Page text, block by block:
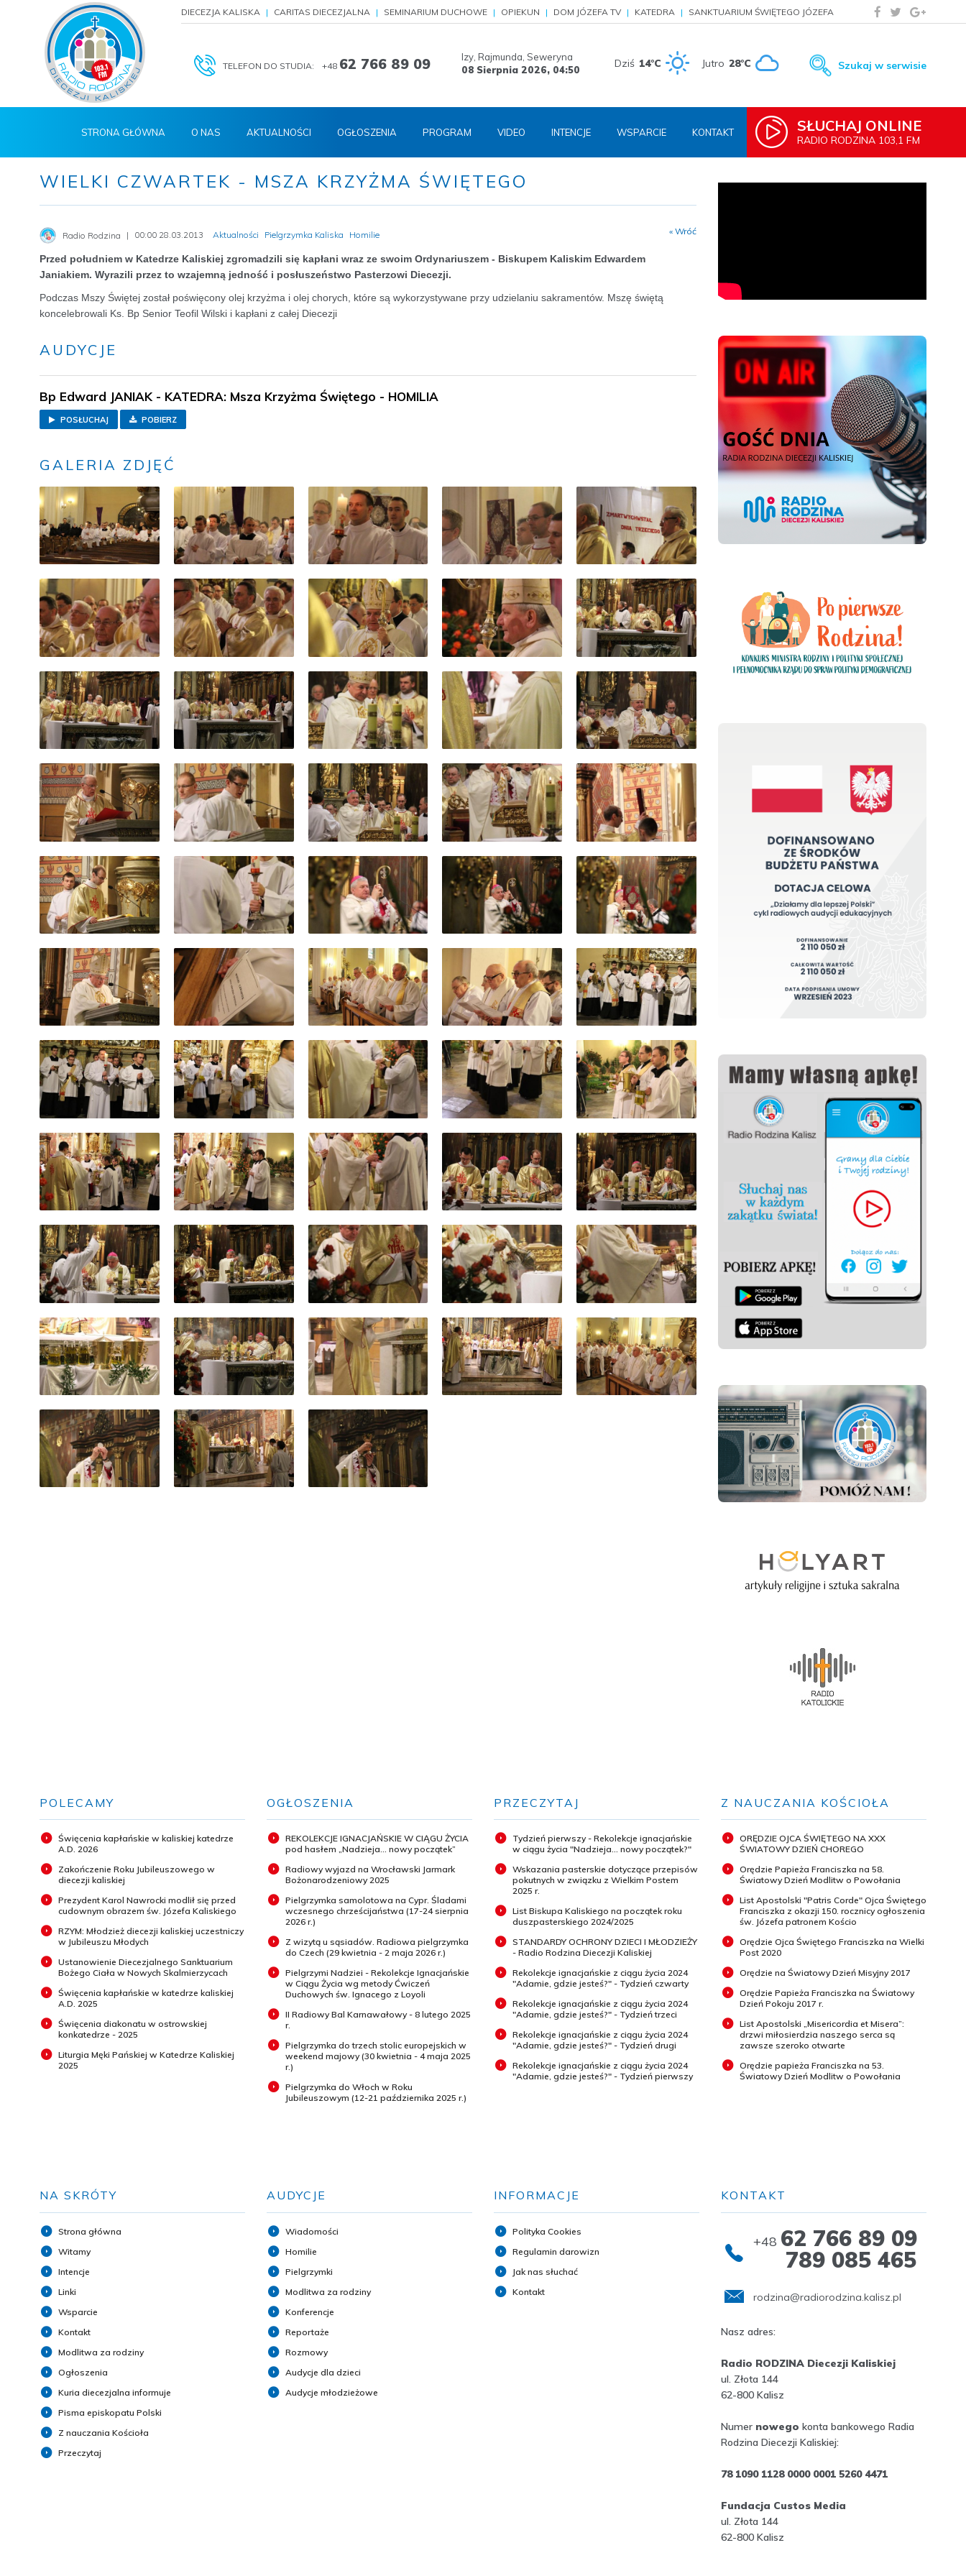
DIECEZJA KALISKA CARITAS DIECEZJALNA SEMINARIUM DUCHOWE OPIEKUN DOM JÓZEFA TV KATEDRA SANKTUARIUM ŚWIĘTEGO JÓZEFA
TELEFON DO STUDIA: +48 62 766 89 09
Izy, Rajmunda, Seweryna
08 Sierpnia 2026, 04:50 Dziś 14°C Jutro 28°C Szukaj w serwisie
SŁUCHAJ ONLINE
RADIO RODZINA 103,1 FM
STRONA GŁÓWNA O NAS AKTUALNOŚCI OGŁOSZENIA PROGRAM VIDEO INTENCJE WSPARCIE KONTAKT
WIELKI CZWARTEK - MSZA KRZYŻMA ŚWIĘTEGO
Radio Rodzina 00:00 28.03.2013 Aktualności Pielgrzymka Kaliska Homilie « Wróć
Przed południem w Katedrze Kaliskiej zgromadzili się kapłani wraz ze swoim Ordynariuszem - Biskupem Kaliskim Edwardem
Janiakiem. Wyrazili przez to wzajemną jedność i posłuszeństwo Pasterzowi Diecezji.
Podczas Mszy Świętej został poświęcony olej krzyżma i olej chorych, które są wykorzystywane przy udzielaniu sakramentów. Mszę świętą
koncelebrowali Ks. Bp Senior Teofil Wilski i kapłani z całej Diecezji
AUDYCJE
Bp Edward JANIAK - KATEDRA: Msza Krzyżma Świętego - HOMILIA
POSŁUCHAJ POBIERZ
GALERIA ZDJĘĆ
POLECAMY
Święcenia kapłańskie w kaliskiej katedrze
A.D. 2026
Zakończenie Roku Jubileuszowego w
diecezji kaliskiej
Prezydent Karol Nawrocki modlił się przed
cudownym obrazem św. Józefa Kaliskiego
RZYM: Młodzież diecezji kaliskiej uczestniczy
w Jubileuszu Młodych
Ustanowienie Diecezjalnego Sanktuarium
Bożego Ciała w Nowych Skalmierzycach
Święcenia kapłańskie w katedrze kaliskiej
A.D. 2025
Święcenia diakonatu w ostrowskiej
konkatedrze - 2025
Liturgia Męki Pańskiej w Katedrze Kaliskiej
2025
OGŁOSZENIA
REKOLEKCJE IGNACJAŃSKIE W CIĄGU ŻYCIA
pod hasłem „Nadzieja... nowy początek”
Radiowy wyjazd na Wrocławski Jarmark
Bożonarodzeniowy 2025
Pielgrzymka samolotowa na Cypr. Śladami
wczesnego chrześcijaństwa (17-24 sierpnia
2026 r.)
Z wizytą u sąsiadów. Radiowa pielgrzymka
do Czech (29 kwietnia - 2 maja 2026 r.)
Pielgrzymi Nadziei - Rekolekcje Ignacjańskie
w Ciągu Życia wg metody Ćwiczeń
Duchowych św. Ignacego z Loyoli
II Radiowy Bal Karnawałowy - 8 lutego 2025
r.
Pielgrzymka do trzech stolic europejskich w
weekend majowy (30 kwietnia - 4 maja 2025
r.)
Pielgrzymka do Włoch w Roku
Jubileuszowym (12-21 października 2025 r.)
PRZECZYTAJ
Tydzień pierwszy - Rekolekcje ignacjańskie
w ciągu życia "Nadzieja... nowy początek?"
Wskazania pasterskie dotyczące przepisów
pokutnych w związku z Wielkim Postem
2025 r.
List Biskupa Kaliskiego na początek roku
duszpasterskiego 2024/2025
STANDARDY OCHRONY DZIECI I MŁODZIEŻY
- Radio Rodzina Diecezji Kaliskiej
Rekolekcje ignacjańskie z ciągu życia 2024
"Adamie, gdzie jesteś?" - Tydzień czwarty
Rekolekcje ignacjańskie z ciągu życia 2024
"Adamie, gdzie jesteś?" - Tydzień trzeci
Rekolekcje ignacjańskie z ciągu życia 2024
"Adamie, gdzie jesteś?" - Tydzień drugi
Rekolekcje ignacjańskie z ciągu życia 2024
"Adamie, gdzie jesteś?" - Tydzień pierwszy
Z NAUCZANIA KOŚCIOŁA
ORĘDZIE OJCA ŚWIĘTEGO NA XXX
ŚWIATOWY DZIEŃ CHOREGO
Orędzie Papieża Franciszka na 58.
Światowy Dzień Modlitw o Powołania
List Apostolski "Patris Corde" Ojca Świętego
Franciszka z okazji 150. rocznicy ogłoszenia
św. Józefa patronem Kościo
Orędzie Ojca Świętego Franciszka na Wielki
Post 2020
Orędzie na Światowy Dzień Misyjny 2017
Orędzie Papieża Franciszka na Światowy
Dzień Pokoju 2017 r.
List Apostolski „Misericordia et Misera”:
drzwi miłosierdzia naszego serca są
zawsze szeroko otwarte
Orędzie papieża Franciszka na 53.
Światowy Dzień Modlitw o Powołania
NA SKRÓTY
Strona główna
Witamy
Intencje
Linki
Wsparcie
Kontakt
Modlitwa za rodziny
Ogłoszenia
Kuria diecezjalna informuje
Pisma episkopatu Polski
Z nauczania Kościoła
Przeczytaj
AUDYCJE
Wiadomości
Homilie
Pielgrzymki
Modlitwa za rodziny
Konferencje
Reportaże
Rozmowy
Audycje dla dzieci
Audycje młodzieżowe
INFORMACJE
Polityka Cookies
Regulamin darowizn
Jak nas słuchać
Kontakt
KONTAKT
+48 62 766 89 09
789 085 465
rodzina@radiorodzina.kalisz.pl
Nasz adres:
Radio RODZINA Diecezji Kaliskiej
ul. Złota 144
62-800 Kalisz
Numer nowego konta bankowego Radia
Rodzina Diecezji Kaliskiej:
78 1090 1128 0000 0001 5260 4471
Fundacja Custos Media
ul. Złota 144
62-800 Kalisz